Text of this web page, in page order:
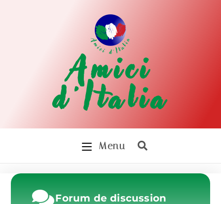
Amici
d'Italia
Menu
Forum de discussion